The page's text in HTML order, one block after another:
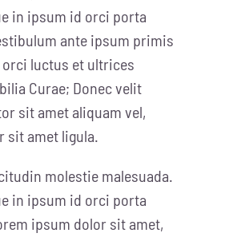
in ipsum id orci porta
ante ipsum primis
luctus et ultrices
Curae; Donec velit
sit amet aliquam vel,
sit amet ligula.
molestie malesuada.
in ipsum id orci porta
ipsum dolor sit amet,